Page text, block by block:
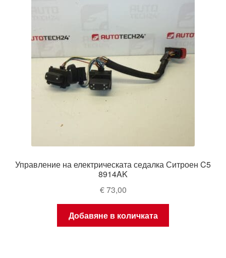
Управление на електрическата седалка Ситроен C5
8914AK
€73,00
Добавяне в количката